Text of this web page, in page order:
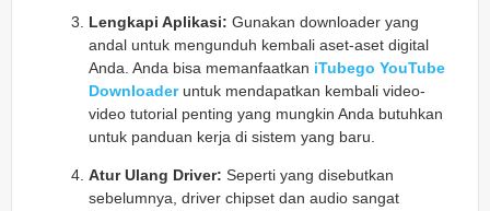
Lengkapi Aplikasi: Gunakan downloader yang
andal untuk mengunduh kembali aset-aset digital
Anda. Anda bisa memanfaatkan iTubego YouTube
Downloaderuntuk mendapatkan kembali video-
video tutorial penting yang mungkin Anda butuhkan
untuk panduan kerja di sistem yang baru.
Atur Ulang Driver: Seperti yang disebutkan
sebelumnya, driver chipset dan audio sangat